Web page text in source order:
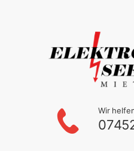
Wir